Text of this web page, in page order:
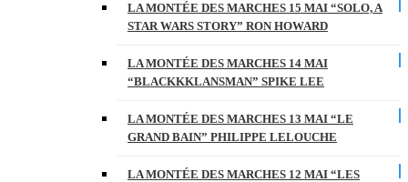
LA MONTÉE DES MARCHES 15 MAI “SOLO, A
STAR WARS STORY” RON HOWARD
LA MONTÉE DES MARCHES 14 MAI
“BLACKKKLANSMAN” SPIKE LEE
LA MONTÉE DES MARCHES 13 MAI “LE
GRAND BAIN” PHILIPPE LELOUCHE
LA MONTÉE DES MARCHES 12 MAI “LES